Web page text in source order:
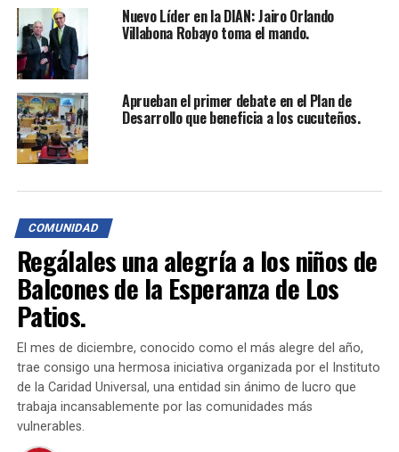
Aunque tenemos excelentes casas, actualmente solo
tenemos escrituras de mejora. Queremos ser poseedores
y tenedores de las tierras donde construimos nuestras
viviendas. Los habitantes del barrio Nueva Esperanza
siguen con la expectativa de más inversión por parte de
la Administración municipal.
TEMAS RELACIONADOS:
ESCRITURAS
INVERSIÓN LEGALIZACIÓN
PREDIOS
Se implementa la estrategia Cúcuta Hambre Cero.
NO TE PIERDAS
Crisis de Infraestructura y Educación: Un Obstáculo
para el Progreso
Nuevo Líder en la DIAN: Jairo Orlando
Villabona Robayo toma el mando.
Aprueban el primer debate en el Plan de
Desarrollo que beneficia a los cucuteños.
COMUNIDAD
Regálales una alegría a los niños de
Balcones de la Esperanza de Los
Patios.
El mes de diciembre, conocido como el más alegre del año,
trae consigo una hermosa iniciativa organizada por el Instituto
de la Caridad Universal, una entidad sin ánimo de lucro que
trabaja incansablemente por las comunidades más
vulnerables.